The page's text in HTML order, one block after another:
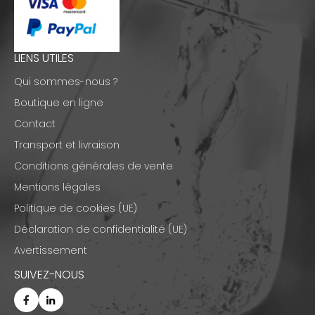
LIENS UTILES
Qui sommes-nous ?
Boutique en ligne
Contact
Transport et livraison
Conditions générales de vente
Mentions légales
Politique de cookies (UE)
Déclaration de confidentialité (UE)
Avertissement
SUIVEZ-NOUS